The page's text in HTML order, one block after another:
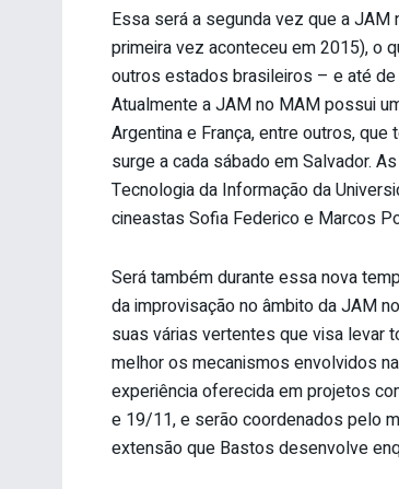
Essa será a segunda vez que a JAM
primeira vez aconteceu em 2015), o
outros estados brasileiros – e até
Atualmente a JAM no MAM possui
Argentina e França, entre outros,
surge a cada sábado em Salvador.
Tecnologia da Informação da
cineastas Sofia Federico e Marcos
Será também durante essa nova
da improvisação no âmbito da JAM
suas várias vertentes que visa levar
melhor os mecanismos envolvidos
experiência oferecida em projetos
e 19/11, e serão coordenados pelo
extensão que Bastos desenvolve